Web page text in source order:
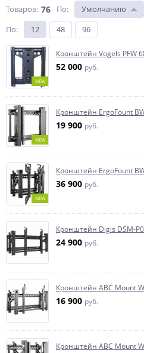
Товаров: 76 По: Умолчанию
По: 12 48 96
NEW
Кронштейн Vogels PFW
52 000 руб.
NEW
Кронштейн ErgoFount
19 900 руб.
NEW
Кронштейн ErgoFount
36 900 руб.
Кронштейн Digis DSM-
24 900 руб.
Кронштейн ABC Mount
16 900 руб.
Кронштейн ABC Mount